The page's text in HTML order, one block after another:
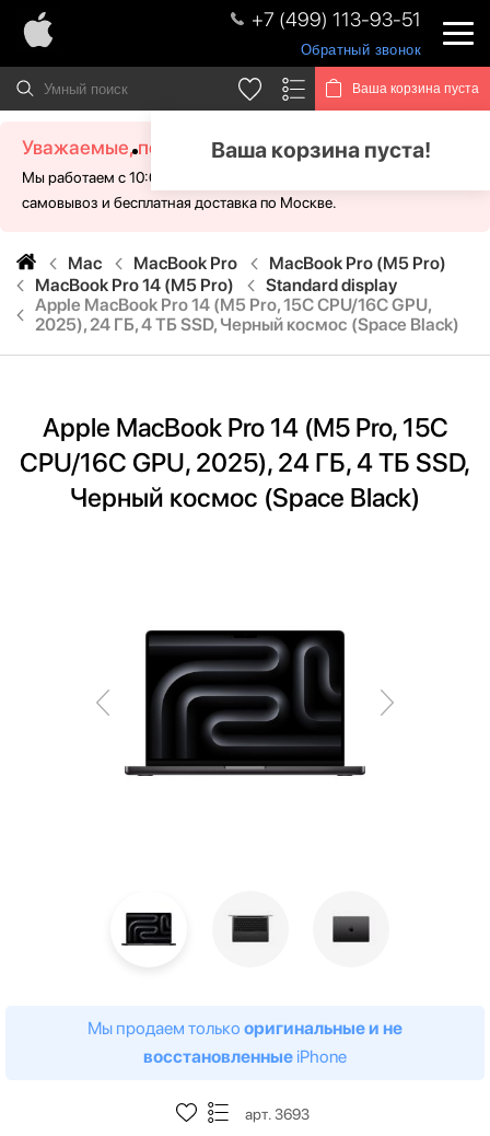
+7 (499) 113-93-51
Обратный звонок
Ваша корзина пуста
Ваша корзина пуста!
Уважаемые, посетители!
Мы работаем с 10:00 - 21:00 без выходных. Для Вас доступен
самовывоз и бесплатная доставка по Москве.
Mac MacBook Pro
MacBook Pro (M5 Pro)
MacBook Pro 14 (M5 Pro)
Standard display
Apple MacBook Pro 14 (M5 Pro, 15C CPU/16C GPU,
2025), 24 ГБ, 4 ТБ SSD, Черный космос (Space Black)
Apple MacBook Pro 14 (M5 Pro, 15C
CPU/16C GPU, 2025), 24 ГБ, 4 ТБ SSD,
Черный космос (Space Black)
Мы продаем только оригинальные и не
восстановленные iPhone
арт. 3693